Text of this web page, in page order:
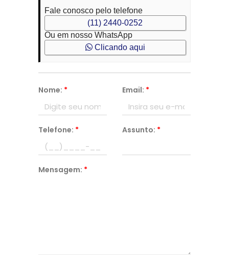
Fale conosco pelo telefone
(11) 2440-0252
Ou em nosso WhatsApp
Clicando aqui
Nome: * Email: *
Telefone: * Assunto: *
Mensagem: *